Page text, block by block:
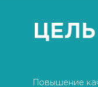
ЦЕЛЬ
Повышение